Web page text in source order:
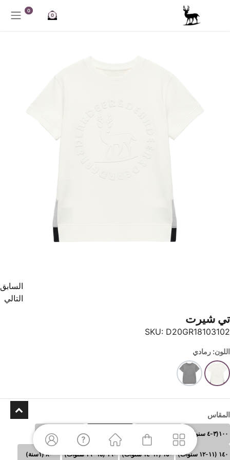
تخطي للذهاب إلى المحتوى
0
0
السابق
التالي
تي شيرت
SKU: D20GR18103102
اللون: رمادي
المقاس
١٠٠(٣-٤ سنوات) ١١٠ (٥-٦سنوات) ١٣٠ (٩-١٠سنوات)
١٤٠ (١١-١٢ سنوات) ١٥٠ (١٣-١٤ سنوات) ١٦٠ (١٥- ١٦ سنوات) ٨٠ (١سنة)